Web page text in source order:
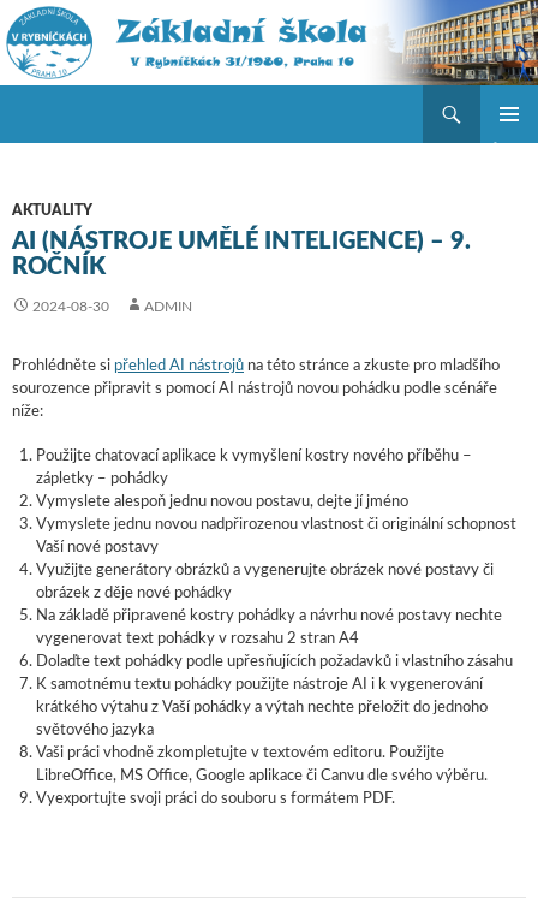
AKTUALITY
AI (NÁSTROJE UMĚLÉ INTELIGENCE) – 9.
ROČNÍK
2024-08-30 ADMIN
Prohlédněte si přehled AI nástrojů na této stránce a zkuste pro mladšího
sourozence připravit s pomocí AI nástrojů novou pohádku podle scénáře
níže:
Použijte chatovací aplikace k vymyšlení kostry nového příběhu –
zápletky – pohádky
Vymyslete alespoň jednu novou postavu, dejte jí jméno
Vymyslete jednu novou nadpřirozenou vlastnost či originální schopnost
Vaší nové postavy
Využijte generátory obrázků a vygenerujte obrázek nové postavy či
obrázek z děje nové pohádky
Na základě připravené kostry pohádky a návrhu nové postavy nechte
vygenerovat text pohádky v rozsahu 2 stran A4
Dolaďte text pohádky podle upřesňujících požadavků i vlastního zásahu
K samotnému textu pohádky použijte nástroje AI i k vygenerování
krátkého výtahu z Vaší pohádky a výtah nechte přeložit do jednoho
světového jazyka
Vaši práci vhodně zkompletujte v textovém editoru. Použijte
LibreOffice, MS Office, Google aplikace či Canvu dle svého výběru.
Vyexportujte svoji práci do souboru s formátem PDF.